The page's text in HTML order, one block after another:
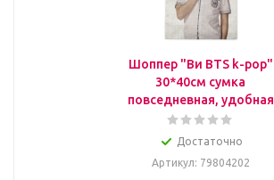
Шоппер "Ви BTS k-pop"
30*40см сумка
повседневная, удобная
Достаточно
Артикул: 79804202